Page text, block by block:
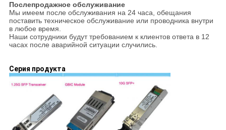
Послепродажное обслуживание
Мы имеем после обслуживания на 24 часа, обещания
поставить техническое обслуживание или проводника внутри
в любое время.
Наши сотрудники будут требованием к клиентов ответа в 12
часах после аварийной ситуации случились.
Серия продукта